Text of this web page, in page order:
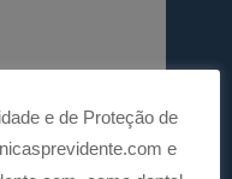
e de Proteção de
e